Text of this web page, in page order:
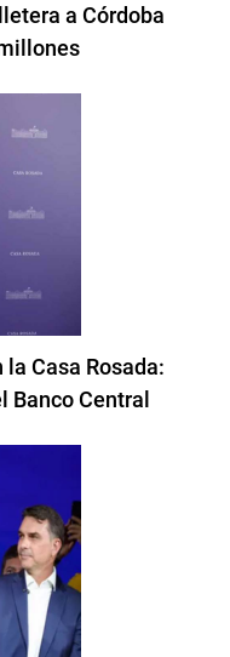
a Córdoba
Casa Rosada:
Banco Central